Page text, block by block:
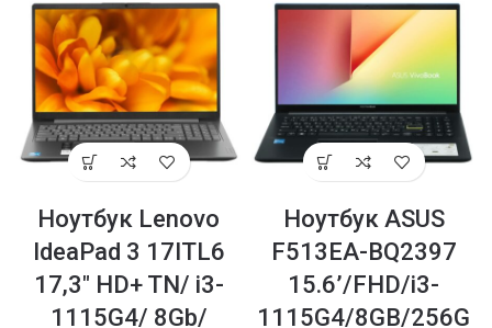
Ноутбук Lenovo
IdeaPad 3 17ITL6
17,3″ HD+ TN/ i3-
1115G4/ 8Gb/
Ноутбук ASUS
F513EA-BQ2397
15.6’/FHD/i3-
1115G4/8GB/256G